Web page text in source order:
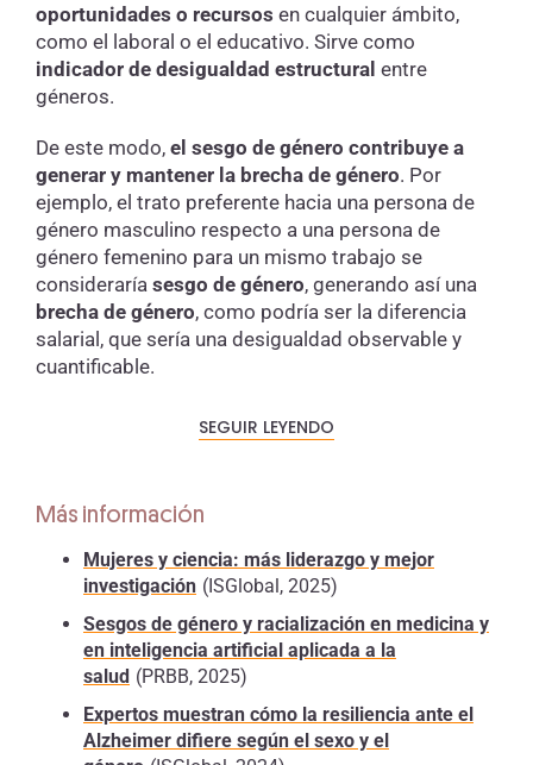
oportunidades o recursos en cualquier ámbito,
como el laboral o el educativo. Sirve como
indicador de desigualdad estructural entre
géneros.
De este modo, el sesgo de género contribuye a
generar y mantener la brecha de género. Por
ejemplo, el trato preferente hacia una persona de
género masculino respecto a una persona de
género femenino para un mismo trabajo se
consideraría sesgo de género, generando así una
brecha de género, como podría ser la diferencia
salarial, que sería una desigualdad observable y
cuantificable.
Diferencia entre género y sexo
con el término “sexo” y, en ocasiones, se
utilizan indistintamente. Es necesario hacer
esta distinción para poder hablar de “sesgo
de género”.
Género: es unaconstrucción socialque
agrupa los roles, comportamientos,
expectativas y relaciones culturalmente
prescritas de “feminidad” y “masculinidad”
SEGUIR LEYENDO
Más información
Mujeres y ciencia: más liderazgo y mejor
investigación (ISGlobal, 2025)
Sesgos de género y racialización en medicina y
en inteligencia artificial aplicada a la
salud (PRBB, 2025)
Expertos muestran cómo la resiliencia ante el
Alzheimer difiere según el sexo y el